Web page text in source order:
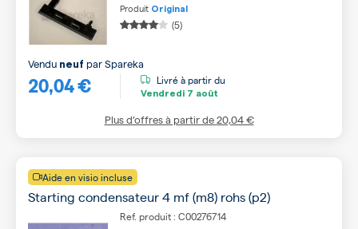
Produit Original
(5)
20,04 €
Vendu neuf parSpareka
Livré à partir du
Vendredi 7 août
Plus d’offres à partir de20,04 €
Aide en visio incluse
Starting condensateur 4 mf (m8) rohs (p2)
Ref. produit : C00276714